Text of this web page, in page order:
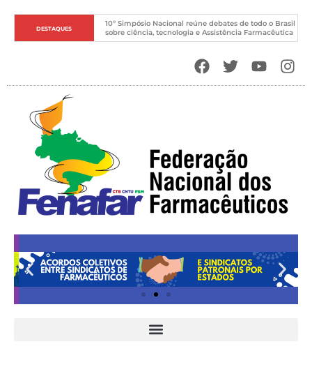
DESTAQUES O Novo DNA do Sistema Único de Saúde